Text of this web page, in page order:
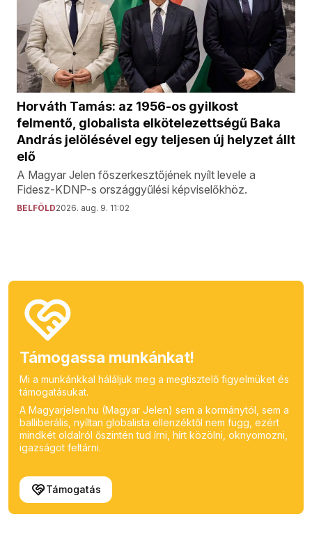
Horváth Tamás: az 1956-os gyilkost
felmentő, globalista elkötelezettségű Baka
András jelölésével egy teljesen új helyzet állt
elő
A Magyar Jelen főszerkesztőjének nyílt levele a
Fidesz-KDNP-s országgyűlési képviselőkhöz.
BELFÖLD2026. aug. 9. 11:02
Támogassa munkánkat!
Mi a munkánkkal háláljuk meg a megtisztelő figyelmüket és
támogatásukat.
A Magyarjelen.hu (Magyar Jelen) sem a kormánytól, sem a
balliberális, nyíltan globalista ellenzéktől nem függ, ezért
mindkét oldalról őszintén tud írni, hírt közölni, oknyomozni,
igazságot feltárni.
Támogatás